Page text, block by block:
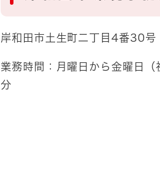
岸和田市土生町二丁目4番30号
業務時間：月曜日から金曜日
分